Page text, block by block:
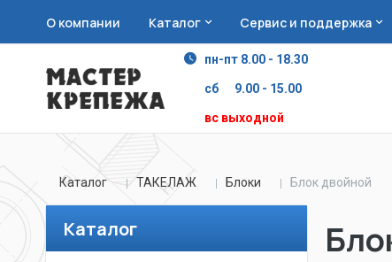
О компании Каталог Сервис и поддержка
пн-пт 8.00 - 18.30
сб 9.00 - 15.00
вс выходной
Каталог ТАКЕЛАЖ Блоки Блок двойной
Каталог